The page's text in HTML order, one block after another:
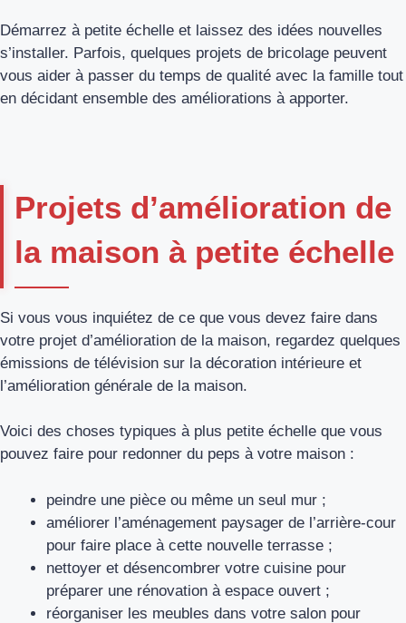
Démarrez à petite échelle et laissez des idées nouvelles
s’installer. Parfois, quelques projets de bricolage peuvent
vous aider à passer du temps de qualité avec la famille tout
en décidant ensemble des améliorations à apporter.
Projets d’amélioration de
la maison à petite échelle
Si vous vous inquiétez de ce que vous devez faire dans
votre projet d’amélioration de la maison, regardez quelques
émissions de télévision sur la décoration intérieure et
l’amélioration générale de la maison.
Voici des choses typiques à plus petite échelle que vous
pouvez faire pour redonner du peps à votre maison :
peindre une pièce ou même un seul mur ;
améliorer l’aménagement paysager de l’arrière-cour
pour faire place à cette nouvelle terrasse ;
nettoyer et désencombrer votre cuisine pour
préparer une rénovation à espace ouvert ;
réorganiser les meubles dans votre salon pour